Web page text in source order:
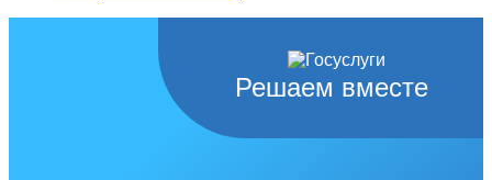
Решаем вместе